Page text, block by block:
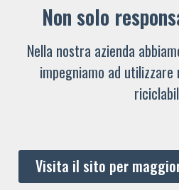
Non solo
Nella nostra azienda
impegniamo ad
Visita il sito per